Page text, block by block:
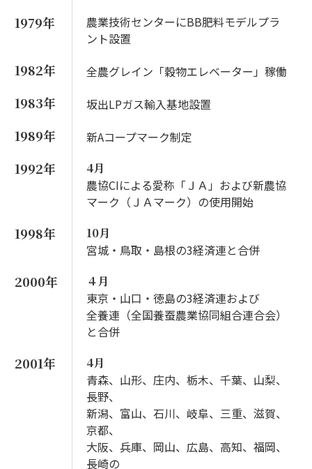
1979年
農業技術センターにBB肥料モデルプラ
ント設置
1982年 全農グレイン「穀物エレベーター」稼働
1983年 坂出LPガス輸入基地設置
1989年 新Aコープマーク制定
1992年 4月
農協CIによる愛称「ＪＡ」および新農協
マーク（ＪＡマーク）の使用開始
1998年 10月
宮城・鳥取・島根の3経済連と合併
2000年 ４月
東京・山口・徳島の3経済連および
全養連（全国養蚕農業協同組合連合会）
と合併
2001年 4月
青森、山形、庄内、栃木、千葉、山梨、
長野、
新潟、富山、石川、岐阜、三重、滋賀、
京都、
大阪、兵庫、岡山、広島、高知、福岡、
長崎の